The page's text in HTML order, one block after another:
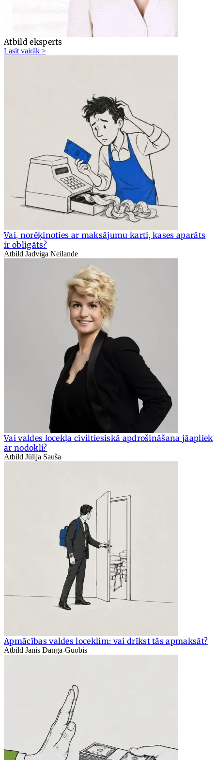
Atbild eksperts
Lasīt vairāk >
Vai, norēķinoties ar maksājumu karti, kases aparāts
ir obligāts?
Atbild Jadviga Neilande
Vai valdes locekļa civiltiesiskā apdrošināšana jāapliek
ar nodokli?
Atbild Jūlija Sauša
Apmācības valdes loceklim: vai drīkst tās apmaksāt?
Atbild Jānis Danga-Guobis